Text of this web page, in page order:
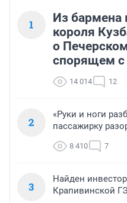
1
Из бармена
короля
о
спорящем с
14 014 12
2
«Руки и ноги
пассажирку
8 410 7
3
Найден
Крапивинской